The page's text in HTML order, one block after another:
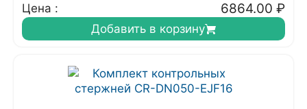
Цена :
6864.00 ₽
Добавить в корзину